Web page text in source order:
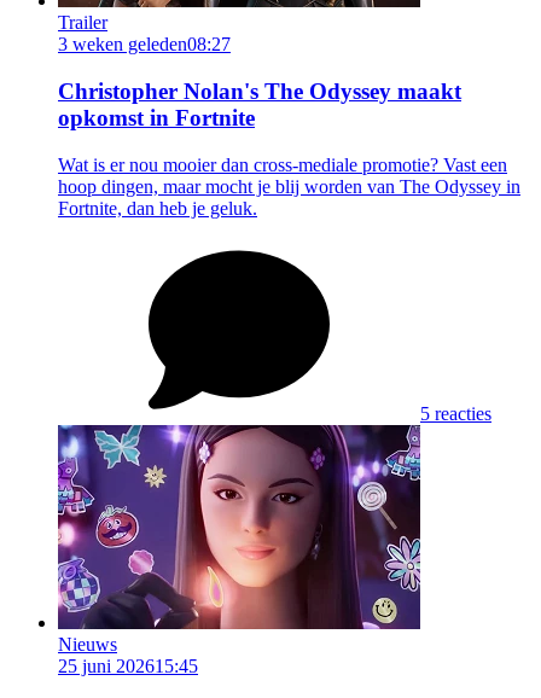
Trailer
3 weken geleden08:27
Christopher Nolan's The Odyssey maakt
opkomst in Fortnite
Wat is er nou mooier dan cross-mediale promotie? Vast een
hoop dingen, maar mocht je blij worden van The Odyssey in
Fortnite, dan heb je geluk.
5 reacties
Nieuws
25 juni 202615:45